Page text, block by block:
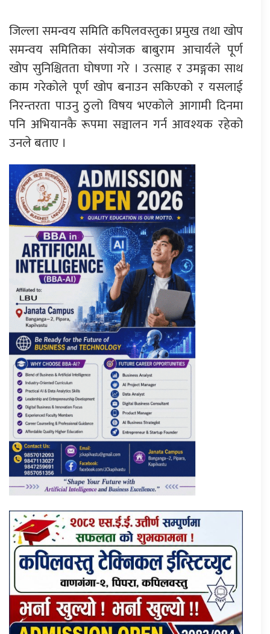
जिल्ला समन्वय समिति कपिलवस्तुका प्रमुख तथा खोप
समन्वय समितिका संयोजक बाबुराम आचार्यले पूर्ण
खोप सुनिश्चितता घोषणा गरे । उत्साह र उमङ्गका साथ
काम गरेकोले पूर्ण खोप बनाउन सकिएको र यसलाई
निरन्तरता पाउनु ठुलो विषय भएकोले आगामी दिनमा
पनि अभियानकै रूपमा सञ्चालन गर्न आवश्यक रहेको
उनले बताए ।